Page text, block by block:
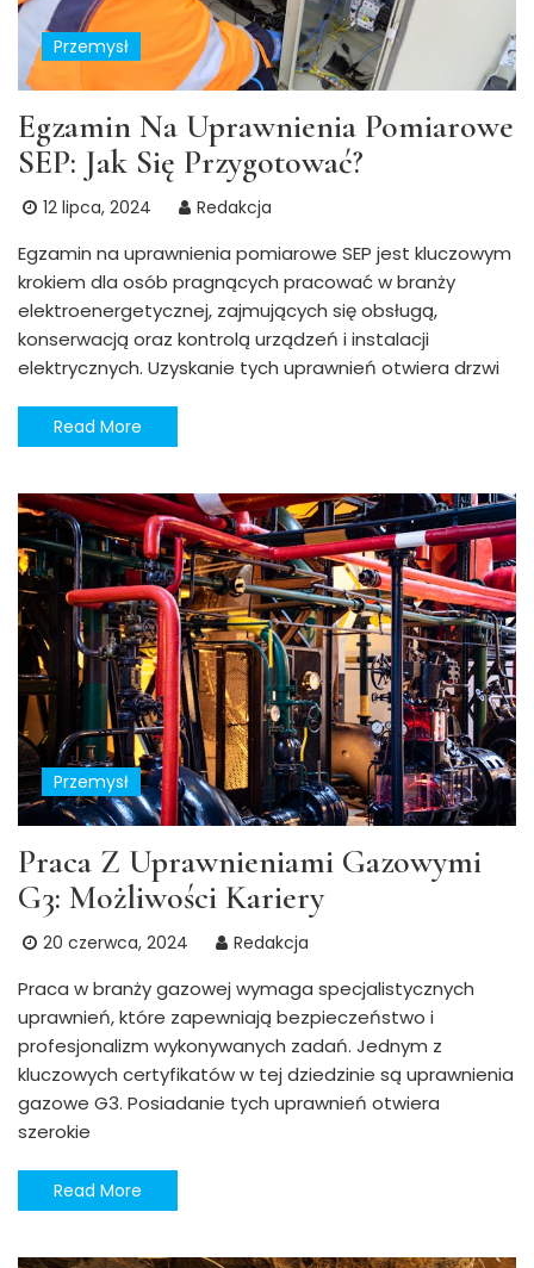
Przemysł
Egzamin Na Uprawnienia Pomiarowe
SEP: Jak Się Przygotować?
12 lipca, 2024 Redakcja
Egzamin na uprawnienia pomiarowe SEP jest kluczowym
krokiem dla osób pragnących pracować w branży
elektroenergetycznej, zajmujących się obsługą,
konserwacją oraz kontrolą urządzeń i instalacji
elektrycznych. Uzyskanie tych uprawnień otwiera drzwi
Read More
Przemysł
Praca Z Uprawnieniami Gazowymi
G3: Możliwości Kariery
20 czerwca, 2024 Redakcja
Praca w branży gazowej wymaga specjalistycznych
uprawnień, które zapewniają bezpieczeństwo i
profesjonalizm wykonywanych zadań. Jednym z
kluczowych certyfikatów w tej dziedzinie są uprawnienia
gazowe G3. Posiadanie tych uprawnień otwiera
szerokie
Read More